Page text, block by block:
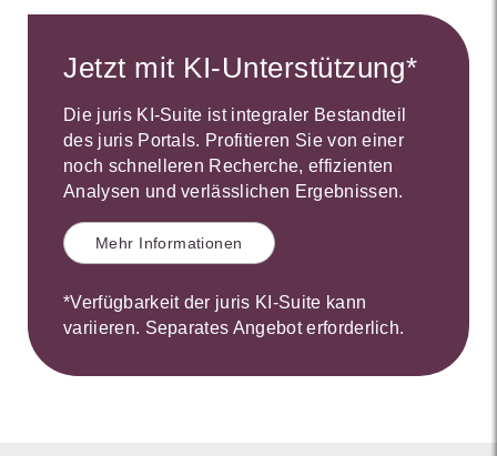
Jetzt mit KI-Unterstützung*
Die juris KI-Suite ist integraler Bestandteil
des juris Portals. Profitieren Sie von einer
noch schnelleren Recherche, effizienten
Analysen und verlässlichen Ergebnissen.
Mehr Informationen
*Verfügbarkeit der juris KI-Suite kann
variieren. Separates Angebot erforderlich.